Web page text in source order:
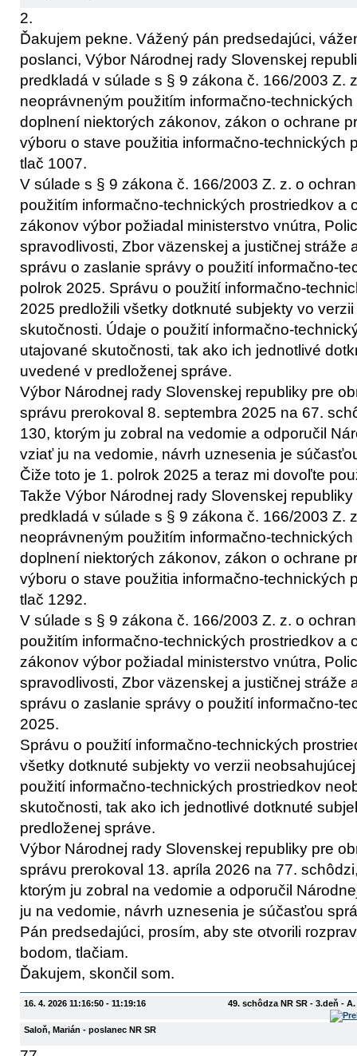
2.
Ďakujem pekne. Vážený pán predsedajúci,
poslanci, Výbor Národnej rady Slovenskej
predkladá v súlade s § 9 zákona č. 166/2003 Z.
neoprávneným použitím informačno-
doplnení niektorých zákonov, zákon o ochrane
výboru o stave použitia informačno-technických
tlač 1007.
V súlade s § 9 zákona č. 166/2003 Z. z. o
použitím informačno-technických prostriedkov a
zákonov výbor požiadal ministerstvo vnútra,
spravodlivosti, Zbor väzenskej a justičnej stráže
správu o zaslanie správy o použití informačno-
polrok 2025. Správu o použití informačno-
2025 predložili všetky dotknuté subjekty vo
skutočnosti. Údaje o použití informačno-
utajované skutočnosti, tak ako ich jednotlivé
uvedené v predloženej správe.
Výbor Národnej rady Slovenskej republiky pre
správu prerokoval 8. septembra 2025 na 67.
130, ktorým ju zobral na vedomie a odporučil
vziať ju na vedomie, návrh uznesenia je
Čiže toto je 1. polrok 2025 a teraz mi dovoľte
Takže Výbor Národnej rady Slovenskej
predkladá v súlade s § 9 zákona č. 166/2003 Z.
neoprávneným použitím informačno-
doplnení niektorých zákonov, zákon o ochrane
výboru o stave použitia informačno-technických
tlač 1292.
V súlade s § 9 zákona č. 166/2003 Z. z. o
použitím informačno-technických prostriedkov a
zákonov výbor požiadal ministerstvo vnútra,
spravodlivosti, Zbor väzenskej a justičnej stráže
správu o zaslanie správy o použití informačno-
2025.
Správu o použití informačno-technických
všetky dotknuté subjekty vo verzii
použití informačno-technických prostriedkov
skutočnosti, tak ako ich jednotlivé dotknuté
predloženej správe.
Výbor Národnej rady Slovenskej republiky pre
správu prerokoval 13. apríla 2026 na 77.
ktorým ju zobral na vedomie a odporučil
ju na vedomie, návrh uznesenia je súčasťou
Pán predsedajúci, prosím, aby ste otvorili
bodom, tlačiam.
Ďakujem, skončil som.
16. 4. 2026 11:16:50 - 11:19:16 49. schôdza NR SR - 3.deň -
Saloň, Marián - poslanec NR SR